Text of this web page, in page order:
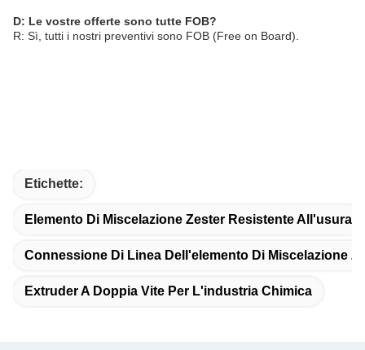
D: Le vostre offerte sono tutte FOB?
R: Sì, tutti i nostri preventivi sono FOB (Free on Board).
Etichette:
Elemento Di Miscelazione Zester Resistente All'usura
Connessione Di Linea Dell'elemento Di Miscelazione
Extruder A Doppia Vite Per L'industria Chimica